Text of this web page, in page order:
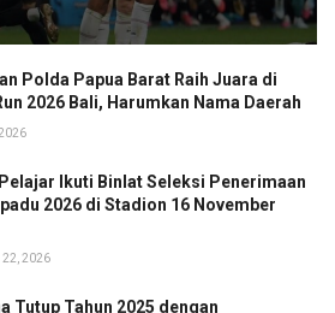
Polda Papua Barat Raih Juara di
2026 Bali, Harumkan Nama Daerah
Ikuti Binlat Seleksi Penerimaan
2026 di Stadion 16 November
22, 2026
Tutup Tahun 2025 dengan